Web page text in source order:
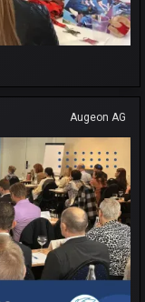
Augeon AG